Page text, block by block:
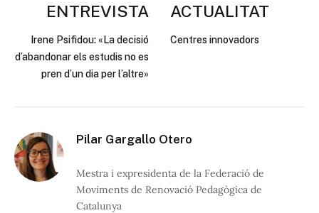
ENTREVISTA
Irene Psifidou: «La decisió
d’abandonar els estudis no es
pren d’un dia per l’altre»
ACTUALITAT
Centres innovadors
Pilar Gargallo Otero
Mestra i expresidenta de la Federació de
Moviments de Renovació Pedagògica de
Catalunya